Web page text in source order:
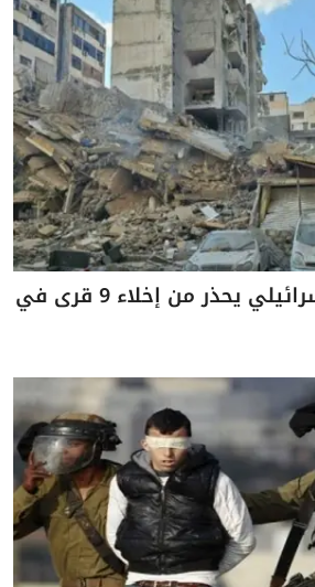
جيش الاحتلال الإسرائيلي يحذر من إخلاء 9 قرى في